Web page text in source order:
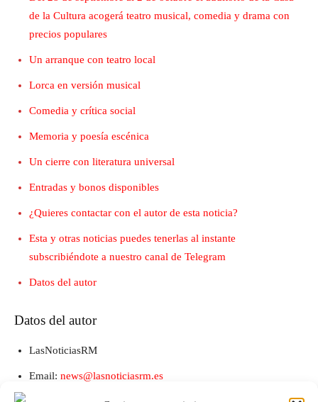
de la Cultura acogerá teatro musical, comedia y drama con
precios populares
Un arranque con teatro local
Lorca en versión musical
Comedia y crítica social
Memoria y poesía escénica
Un cierre con literatura universal
Entradas y bonos disponibles
¿Quieres contactar con el autor de esta noticia?
Esta y otras noticias puedes tenerlas al instante
subscribiéndote a nuestro canal de Telegram
Datos del autor
Datos del autor
LasNoticiasRM
Email: news@lasnoticiasrm.es